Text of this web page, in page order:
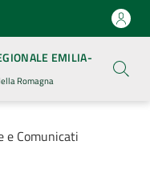
EMILIA-
Romagna
e Comunicati